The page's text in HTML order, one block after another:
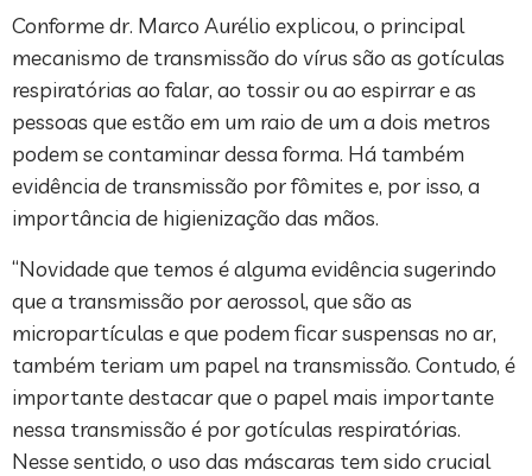
Conforme dr. Marco Aurélio explicou, o principal
mecanismo de transmissão do vírus são as gotículas
respiratórias ao falar, ao tossir ou ao espirrar e as
pessoas que estão em um raio de um a dois metros
podem se contaminar dessa forma. Há também
evidência de transmissão por fômites e, por isso, a
importância de higienização das mãos.
“Novidade que temos é alguma evidência sugerindo
que a transmissão por aerossol, que são as
micropartículas e que podem ficar suspensas no ar,
também teriam um papel na transmissão. Contudo, é
importante destacar que o papel mais importante
nessa transmissão é por gotículas respiratórias.
Nesse sentido, o uso das máscaras tem sido crucial